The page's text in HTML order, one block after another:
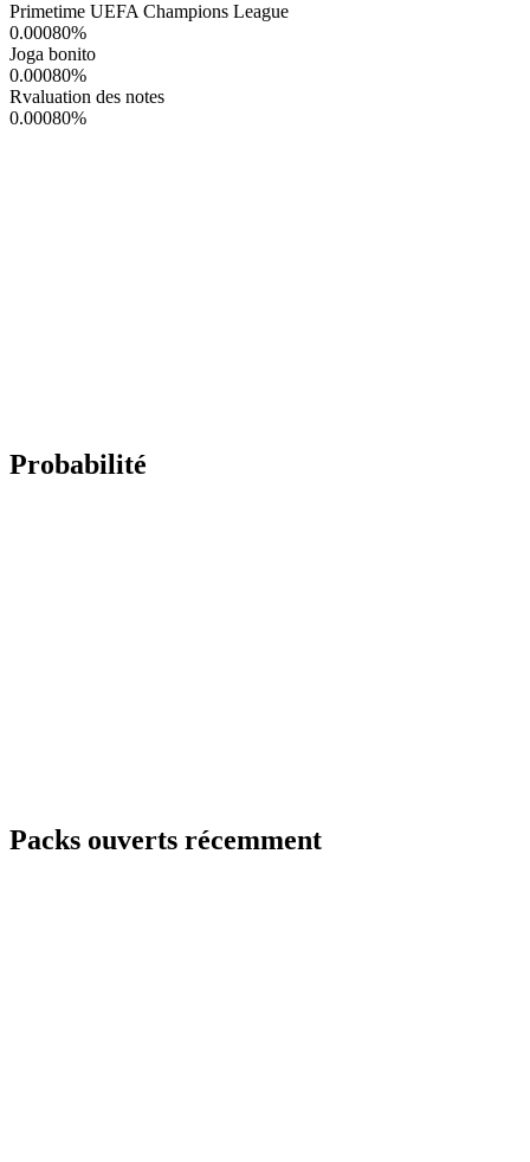
Primetime UEFA Champions League
0.00080%
Joga bonito
0.00080%
Rvaluation des notes
0.00080%
Probabilité
Packs ouverts récemment